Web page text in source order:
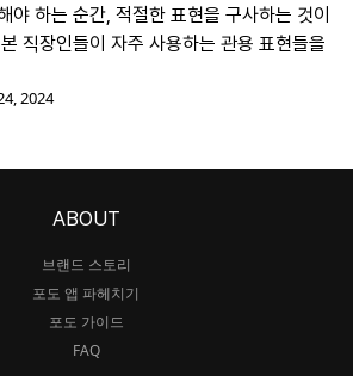
야 하는 순간, 적절한 표현을 구사하는 것이
직장인들이 자주 사용하는 관용 표현들을
2024
ABOUT
브랜드 스토리
포도 앱 파헤치기
포도 가이드
FAQ